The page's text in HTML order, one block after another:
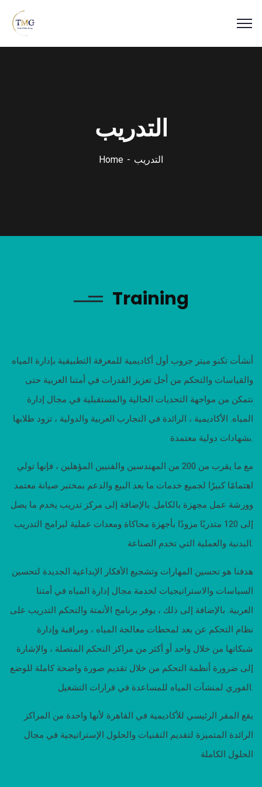
التدريب
Home التدريب
Training
أنشأت تكنو ميتر جروب أول أكاديمية للمعرفة التطبيقية بإدارة المياه
والقياسات والتحكم من أجل تعزيز القدرات في أمتنا العربية حتى
نتمكن من مواجهة التحديات الحالية والمستقبلية في مجال إدارة
المياه. الأكاديمية ، الرائدة في التجارب العربية والدولية ، تزود طلابها
بشهادات دولية معتمدة.
مع ما يقرب من 200 من المهندسين والفنيين المؤهلين ، فإنها تولي
اهتمامًا كبيرًا لجميع خدمات ما بعد البيع والدعم بمختبر صيانة معتمد
وورشة عمل مجهزة بالكامل. بالإضافة إلى مركز تدريب يخدم ما يصل
إلى 120 متدربًا مزودًا بأجهزة محاكاة ومعدات عملية لبرامج التدريب
البدنية والعملية التي تخدم الصناعة.
هدفنا هو تحسين المهارات وتشجيع الأفكار الإبداعية الجديدة لتحسين
السياسات والاستراتيجيات لخدمة مجال إدارة المياه في أمتنا
العربية. بالإضافة إلى ذلك ، يوفر برنامج الأتمتة والتحكم التدريب على
نظام التحكم عن بعد لمحطات معالجة المياه ، ومراقبة وإدارة
شبكاتها من خلال واحد أو أكثر من مراكز التحكم المتصلة ، والإشارة
إلى ضرورة أنظمة التحكم من خلال تقديم صورة واضحة كاملة للوضع
الفوري لمنشآت المياه للمساعدة في قرارات التشغيل.
يقع المقر الرئيسي للأكاديمية في القاهرة لأنها واحدة من المراكز
الرائدة المتميزة لتقديم التقنيات والحلول الإستراتيجية في مجال
الحلول الكاملة